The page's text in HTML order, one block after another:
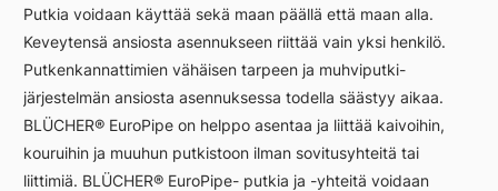
Putkia voidaan käyttää sekä maan päällä että maan alla.
Keveytensä ansiosta asennukseen riittää vain yksi henkilö.
Putkenkannattimien vähäisen tarpeen ja muhviputki-
järjestelmän ansiosta asennuksessa todella säästyy aikaa.
BLÜCHER® EuroPipe on helppo asentaa ja liittää kaivoihin,
kouruihin ja muuhun putkistoon ilman sovitusyhteitä tai
liittimiä. BLÜCHER® EuroPipe- putkia ja -yhteitä voidaan